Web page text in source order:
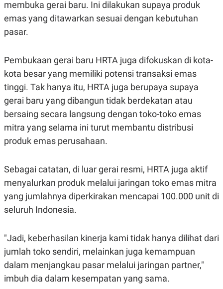
JARINGAN
N
A
A
C
D
E
M
Y
E
S
E
L
A
S
E
.
L
N
G
A
N
C
T
A
K
N
R
J
I
E
N
A
membuka gerai baru. Ini dilakukan supaya produk
emas yang ditawarkan sesuai dengan kebutuhan
pasar.
Pembukaan gerai baru HRTA juga difokuskan di kota-
kota besar yang memiliki potensi transaksi emas
tinggi. Tak hanya itu, HRTA juga berupaya supaya
gerai baru yang dibangun tidak berdekatan atau
bersaing secara langsung dengan toko-toko emas
mitra yang selama ini turut membantu distribusi
produk emas perusahaan.
Sebagai catatan, di luar gerai resmi, HRTA juga aktif
menyalurkan produk melalui jaringan toko emas mitra
yang jumlahnya diperkirakan mencapai 100.000 unit di
seluruh Indonesia.
"Jadi, keberhasilan kinerja kami tidak hanya dilihat dari
jumlah toko sendiri, melainkan juga kemampuan
dalam menjangkau pasar melalui jaringan partner,"
imbuh dia dalam kesempatan yang sama.